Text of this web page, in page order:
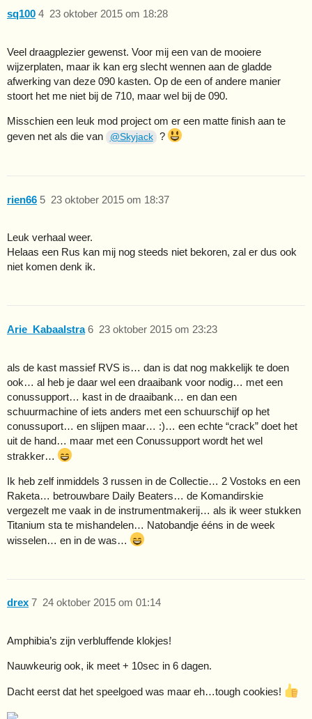
sq100 23 oktober 2015 om 18:28
4
Veel draagplezier gewenst. Voor mij een van de mooiere
wijzerplaten, maar ik kan erg slecht wennen aan de gladde
afwerking van deze 090 kasten. Op de een of andere manier
stoort het me niet bij de 710, maar wel bij de 090.
Misschien een leuk mod project om er een matte finish aan te
geven net als die van
@Skyjack ?
rien66 23 oktober 2015 om 18:37
5
Leuk verhaal weer.
Helaas een Rus kan mij nog steeds niet bekoren, zal er dus ook
niet komen denk ik.
Arie_Kabaalstra 23 oktober 2015 om 23:23
6
als de kast massief RVS is… dan is dat nog makkelijk te doen
ook… al heb je daar wel een draaibank voor nodig… met een
conussupport… kast in de draaibank… en dan een
schuurmachine of iets anders met een schuurschijf op het
conussuport… en slijpen maar… :)… een echte “crack” doet het
uit de hand… maar met een Conussupport wordt het wel
strakker…
Ik heb zelf inmiddels 3 russen in de Collectie… 2 Vostoks en een
Raketa… betrouwbare Daily Beaters… de Komandirskie
vergezelt me vaak in de instrumentmakerij… als ik weer stukken
Titanium sta te mishandelen… Natobandje ééns in de week
wisselen… en in de was…
drex 24 oktober 2015 om 01:14
7
Amphibia’s zijn verbluffende klokjes!
Nauwkeurig ook, ik meet + 10sec in 6 dagen.
Dacht eerst dat het speelgoed was maar eh…tough cookies!